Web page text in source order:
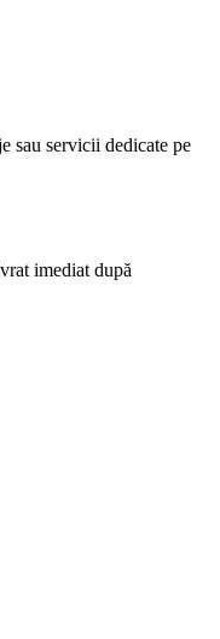
sau servicii dedicate pe
imediat după